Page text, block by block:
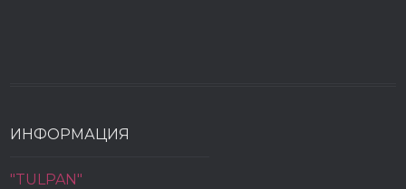
ИНФОРМАЦИЯ
"TULPAN"